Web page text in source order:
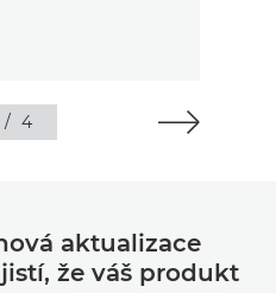
/ 4
aktualizace
že váš produkt